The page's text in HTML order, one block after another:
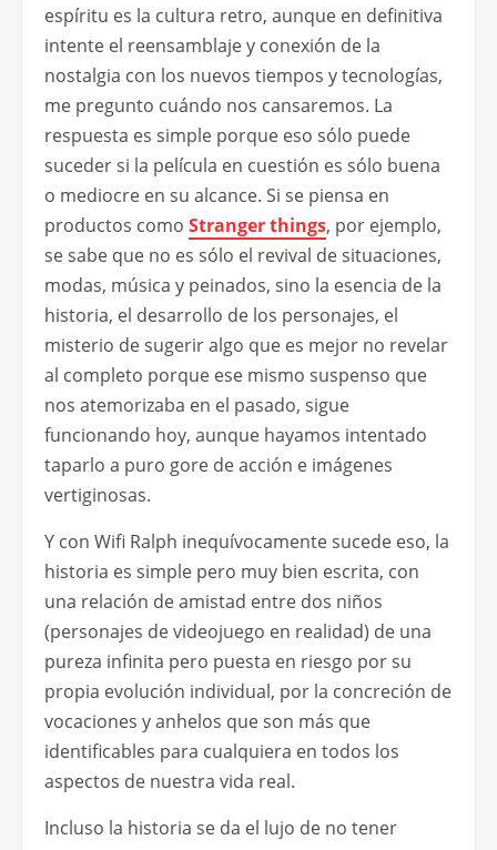
espíritu es la cultura retro, aunque en definitiva
intente el reensamblaje y conexión de la
nostalgia con los nuevos tiempos y tecnologías,
me pregunto cuándo nos cansaremos. La
respuesta es simple porque eso sólo puede
suceder si la película en cuestión es sólo buena
o mediocre en su alcance. Si se piensa en
productos como Stranger things, por ejemplo,
se sabe que no es sólo el revival de situaciones,
modas, música y peinados, sino la esencia de la
historia, el desarrollo de los personajes, el
misterio de sugerir algo que es mejor no revelar
al completo porque ese mismo suspenso que
nos atemorizaba en el pasado, sigue
funcionando hoy, aunque hayamos intentado
taparlo a puro gore de acción e imágenes
vertiginosas.
Y con Wifi Ralph inequívocamente sucede eso, la
historia es simple pero muy bien escrita, con
una relación de amistad entre dos niños
(personajes de videojuego en realidad) de una
pureza infinita pero puesta en riesgo por su
propia evolución individual, por la concreción de
vocaciones y anhelos que son más que
identificables para cualquiera en todos los
aspectos de nuestra vida real.
Incluso la historia se da el lujo de no tener